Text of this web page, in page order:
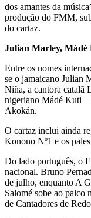
dos amantes da
produção do FMM,
do cartaz.
Julian Marley, Mádé
Entre os nomes
se o jamaicano Julian
Niña, a cantora catalã
nigeriano Mádé Kuti
Akokán.
O cartaz inclui ainda
Konono Nº1 e os
Do lado português, o
nacional. Bruno
de julho, enquanto A
Salomé sobe ao palco
de Cantadores de